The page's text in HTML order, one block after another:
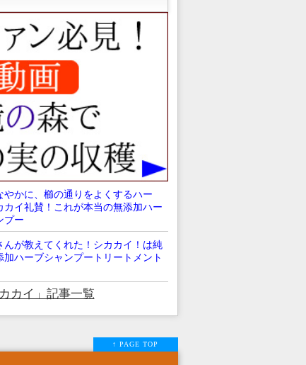
やかに、櫛の通りをよくするハー
カイ礼賛！これが本当の無添加ハー
プー
んが教えてくれた！シカカイ！は純
加ハーブシャンプートリートメント
カイ」記事一覧
↑ PAGE TOP